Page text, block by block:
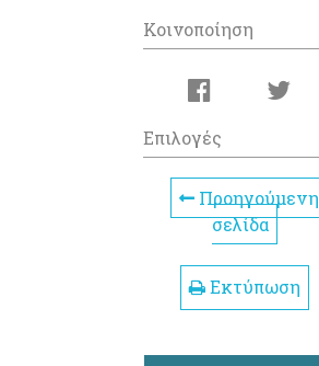
Κοινοποίηση
Επιλογές
Προηγούμενη
σελίδα
Εκτύπωση